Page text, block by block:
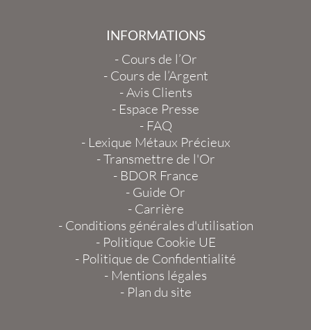
INFORMATIONS
- Cours de l’Or
- Cours de l’Argent
-Avis Clients
- Espace Presse
- FAQ
- Lexique Métaux Précieux
-Transmettre de l'Or
- BDOR France
- Guide Or
- Carrière
- Conditions générales d'utilisation
- Politique Cookie UE
- Politique de Confidentialité
- Mentions légales
- Plan du site